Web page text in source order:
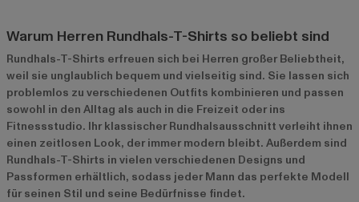
Warum Herren Rundhals-T-Shirts so beliebt sind
Rundhals-T-Shirts erfreuen sich bei Herren großer Beliebtheit,
weil sie unglaublich bequem und vielseitig sind. Sie lassen sich
problemlos zu verschiedenen Outfits kombinieren und passen
sowohl in den Alltag als auch in die Freizeit oder ins
Fitnessstudio. Ihr klassischer Rundhalsausschnitt verleiht ihnen
einen zeitlosen Look, der immer modern bleibt. Außerdem sind
Rundhals-T-Shirts in vielen verschiedenen Designs und
Passformen erhältlich, sodass jeder Mann das perfekte Modell
für seinen Stil und seine Bedürfnisse findet.